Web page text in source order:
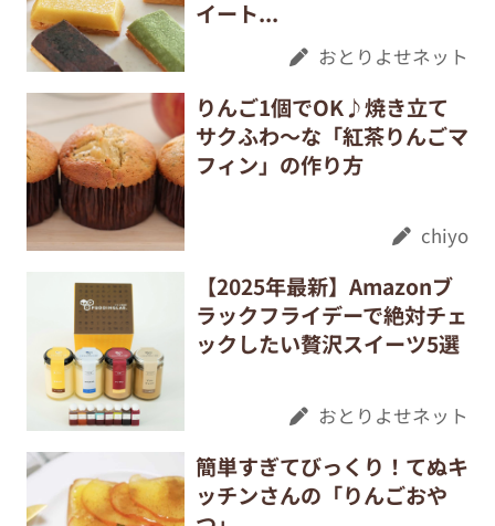
イート...
おとりよせネット
りんご1個でOK♪焼き立て
サクふわ～な「紅茶りんごマ
フィン」の作り方
chiyo
【2025年最新】Amazonブ
ラックフライデーで絶対チェ
ックしたい贅沢スイーツ5選
おとりよせネット
簡単すぎてびっくり！てぬキ
ッチンさんの「りんごおや